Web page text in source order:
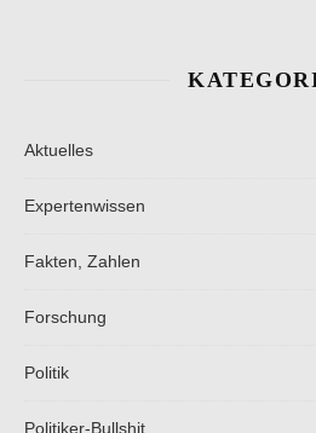
Aktuelles
Expertenwissen
Fakten, Zahlen
Forschung
Politik
Politiker-Bullshit